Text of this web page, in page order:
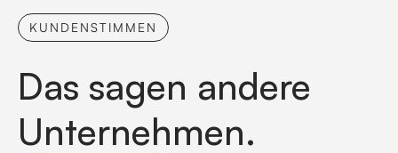
KUNDENSTIMMEN
Das sagen andere
Unternehmen.